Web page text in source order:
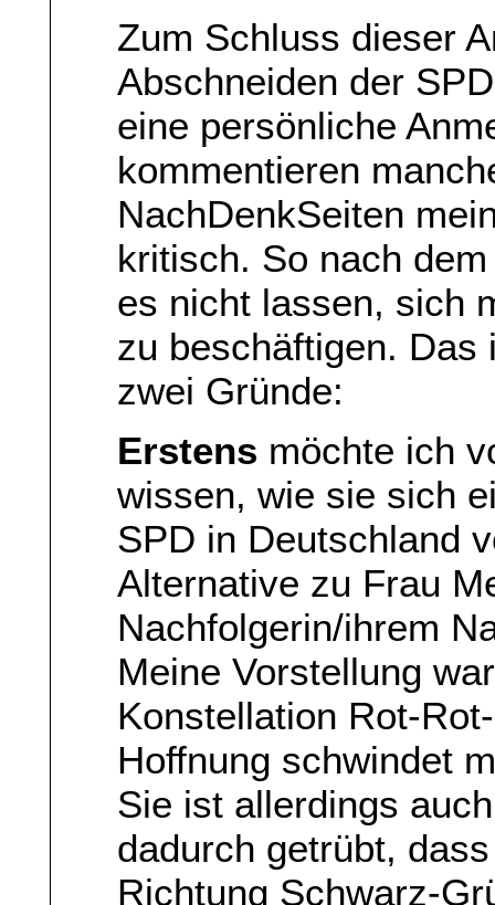
Zum Schluss dieser
Abschneiden der
eine persönliche
kommentieren
NachDenkSeiten
kritisch. So nach
es nicht lassen, sich
zu beschäftigen. Das
zwei Gründe:
Erstens möchte ich
wissen, wie sie sich
SPD in Deutschland
Alternative zu Frau
Nachfolgerin/ihrem
Meine Vorstellung
Konstellation Rot-
Hoffnung schwindet
Sie ist allerdings
dadurch getrübt,
Richtung Schwarz-